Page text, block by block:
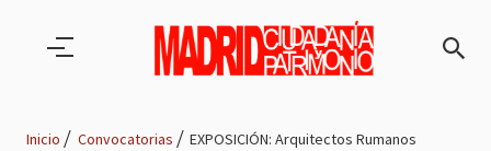
Inicio Convocatorias
EXPOSICIÓN: Arquitectos Rumanos